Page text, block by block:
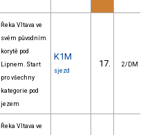
Řeka Vltava ve
svém původním
korytě pod
Lipnem. Start
pro všechny
kategorie pod
jezem
K1M
sjezd
17. 2/DM
Řeka Vltava ve